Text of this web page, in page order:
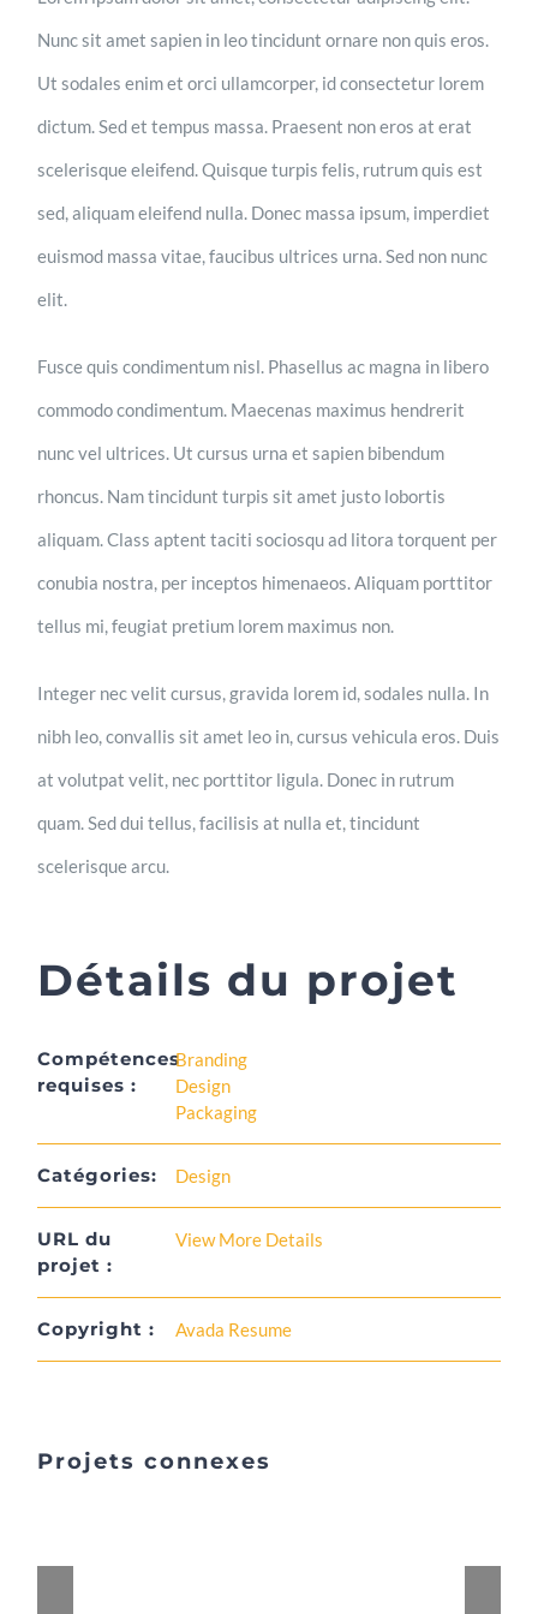
Nunc sit amet sapien in leo tincidunt ornare non quis eros.
Ut sodales enim et orci ullamcorper, id consectetur lorem
dictum. Sed et tempus massa. Praesent non eros at erat
scelerisque eleifend. Quisque turpis felis, rutrum quis est
sed, aliquam eleifend nulla. Donec massa ipsum, imperdiet
euismod massa vitae, faucibus ultrices urna. Sed non nunc
elit.
Fusce quis condimentum nisl. Phasellus ac magna in libero
commodo condimentum. Maecenas maximus hendrerit
nunc vel ultrices. Ut cursus urna et sapien bibendum
rhoncus. Nam tincidunt turpis sit amet justo lobortis
aliquam. Class aptent taciti sociosqu ad litora torquent per
conubia nostra, per inceptos himenaeos. Aliquam porttitor
tellus mi, feugiat pretium lorem maximus non.
Integer nec velit cursus, gravida lorem id, sodales nulla. In
nibh leo, convallis sit amet leo in, cursus vehicula eros. Duis
at volutpat velit, nec porttitor ligula. Donec in rutrum
quam. Sed dui tellus, facilisis at nulla et, tincidunt
scelerisque arcu.
Détails du projet
Compétences
requises :
Branding
Design
Packaging
Catégories: Design
URL du
projet :
View More Details
Copyright : Avada Resume
Projets connexes